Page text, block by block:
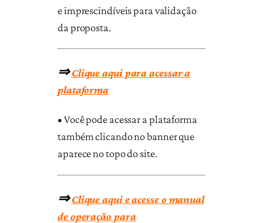
e imprescindíveis para validação
da proposta.
⇒ Clique aqui para acessar a
plataforma
•Você pode acessar a plataforma
também clicando no banner que
aparece no topo do site.
⇒ Clique aqui e acesse o manual
de operação para